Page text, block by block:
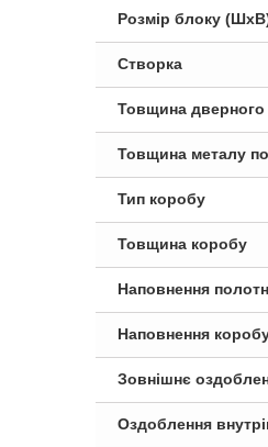
Розмір блоку
Створка
Товщина дверного
Товщина металу
Тип коробу
Товщина коробу
Наповнення
Наповнення
Зовнішнє
Оздоблення